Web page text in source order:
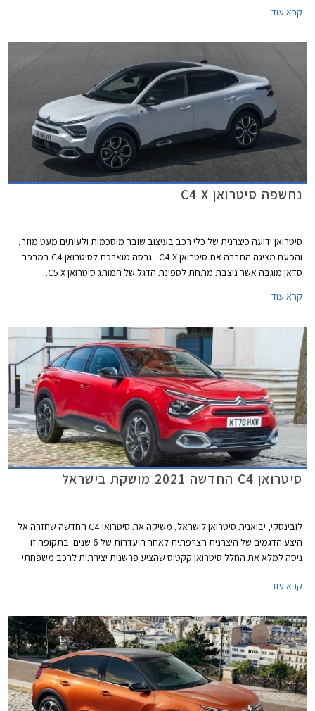
מנוע טורבו דיזל ומנוע חשמלי. המחיר יקר משמעותית מגרסת ההאצ'בק, נתון
קרא עוד
נחשפה סיטרואן C4 X
סיטרואן ידועה כיצרנית של כלי רכב בעיצוב שובר מוסכמות ולעיתים מעט מוזר,
והפעם מציגה החברה את סיטרואן C4 X - גרסה מוארכת לסיטרואן C4 במרכב
סדאן מוגבה אשר ניצבת מתחת לספינת הדגל של המותג סיטרואן C5 X.
קרא עוד
סיטרואן C4 החדשה 2021 מושקת בישראל
לובינסקי, יבואנית סיטרואן לישראל, משיקה את סיטרואן C4 החדשה שחזרה אל
היצע הדגמים של היצרנית הצרפתית לאחר היעדרות של 6 שנים. בתקופה זו
ניסה למלא את החלל סיטרואן קקטוס שהציע פרשנות יצירתית לרכב משפחתי
ולהשיב לחיים את סיטרואן C4 בדור חדש.
קרא עוד